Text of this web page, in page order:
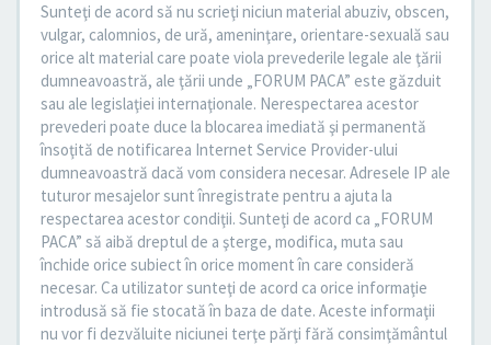
Sunteţi de acord să nu scrieţi niciun material abuziv, obscen,
vulgar, calomnios, de ură, ameninţare, orientare-sexuală sau
orice alt material care poate viola prevederile legale ale ţării
dumneavoastră, ale ţării unde „FORUM PACA” este găzduit
sau ale legislaţiei internaţionale. Nerespectarea acestor
prevederi poate duce la blocarea imediată şi permanentă
însoţită de notificarea Internet Service Provider-ului
dumneavoastră dacă vom considera necesar. Adresele IP ale
tuturor mesajelor sunt înregistrate pentru a ajuta la
respectarea acestor condiţii. Sunteţi de acord ca „FORUM
PACA” să aibă dreptul de a şterge, modifica, muta sau
închide orice subiect în orice moment în care consideră
necesar. Ca utilizator sunteţi de acord ca orice informaţie
introdusă să fie stocată în baza de date. Aceste informaţii
nu vor fi dezvăluite niciunei terţe părţi fără consimţământul